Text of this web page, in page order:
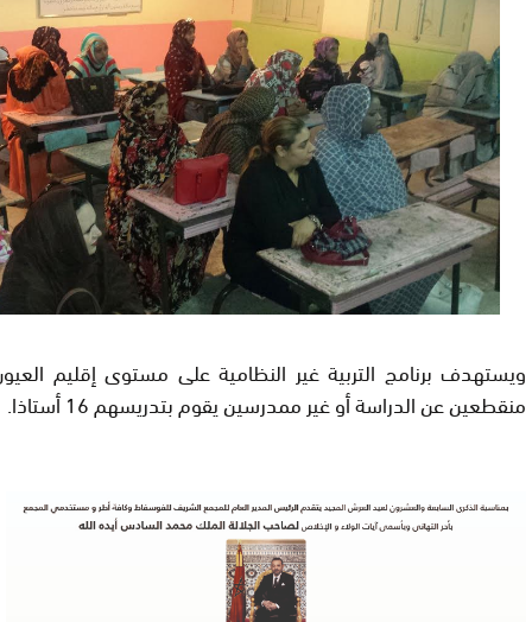
منقطعين عن الدراسة أو غير ممدرسين يقوم بتدريسهم 16 أستاذا.